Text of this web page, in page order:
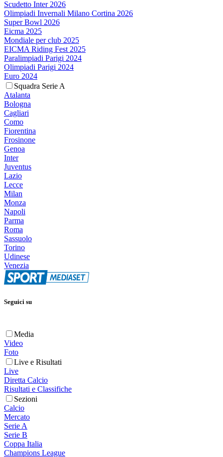
Scudetto Inter 2026
Olimpiadi Invernali Milano Cortina 2026
Super Bowl 2026
Eicma 2025
Mondiale per club 2025
EICMA Riding Fest 2025
Paralimpiadi Parigi 2024
Olimpiadi Parigi 2024
Euro 2024
Squadra Serie A
Atalanta
Bologna
Cagliari
Como
Fiorentina
Frosinone
Genoa
Inter
Juventus
Lazio
Lecce
Milan
Monza
Napoli
Parma
Roma
Sassuolo
Torino
Udinese
Venezia
Seguici su
Media
Video
Foto
Live e Risultati
Live
Diretta Calcio
Risultati e Classifiche
Sezioni
Calcio
Mercato
Serie A
Serie B
Coppa Italia
Champions League